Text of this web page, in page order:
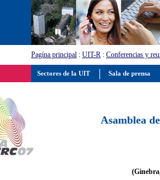
Pagína principal : UIT-R : Conferencias y
Asamblea
Sectores de la UIT Sala de prensa